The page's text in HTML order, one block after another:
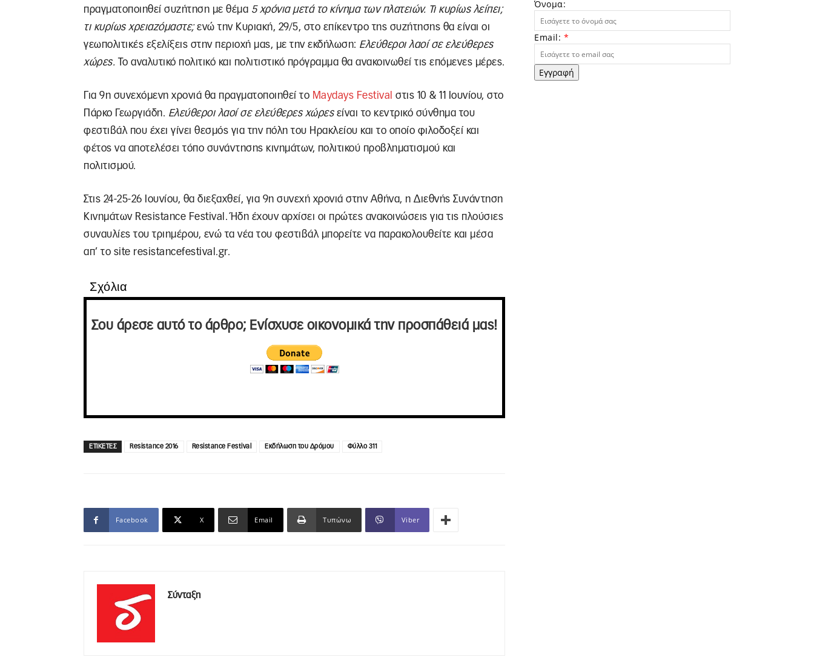
πραγματοποιηθεί συζήτηση με θέμα 5 χρόνια μετά το κίνημα των πλατειών. Τι κυρίως λείπει;
τι κυρίως χρειαζόμαστε;ενώ την Κυριακή, 29/5, στο επίκεντρο της συζήτησης θα είναι οι
γεωπολιτικές εξελίξεις στην περιοχή μας, με την εκδήλωση: Ελεύθερoι λαοί σε ελεύθερες
χώρες. Το αναλυτικό πολιτικό και πολιτιστικό πρόγραμμα θα ανακοινωθεί τις επόμενες μέρες.
Για 9η συνεχόμενη χρονιά θα πραγματοποιηθεί το Maydays Festival στις 10 & 11 Ιουνίου, στο
Πάρκο Γεωργιάδη. Ελεύθεροι λαοί σε ελεύθερες χώρεςείναι το κεντρικό σύνθημα του
φεστιβάλ που έχει γίνει θεσμός για την πόλη του Ηρακλείου και το οποίο φιλοδοξεί και
φέτος να αποτελέσει τόπο συνάντησης κινημάτων, πολιτικού προβληματισμού και
πολιτισμού.
Στις 24-25-26 Ιουνίου, θα διεξαχθεί, για 9η συνεχή χρονιά στην Αθήνα, η Διεθνής Συνάντηση
Κινημάτων Resistance Festival. Ήδη έχουν αρχίσει οι πρώτες ανακοινώσεις για τις πλούσιες
συναυλίες του τριημέρου, ενώ τα νέα του φεστιβάλ μπορείτε να παρακολουθείτε και μέσα
απ’ το site resistancefestival.gr.
Σχόλια
Σου άρεσε αυτό το άρθρο; Ενίσχυσε οικονομικά την προσπάθειά μας!
ΕΤΙΚΕΤΕΣ Resistance 2016 Resistance Festival Εκδήλωση του Δρόμου Φύλλο 311
Facebook X Email Τυπώνω Viber
Σύνταξη
Όνομα:
Email: *
Εγγραφή